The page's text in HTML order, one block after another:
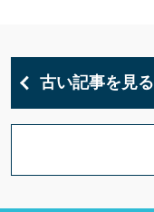
古い記事を見る